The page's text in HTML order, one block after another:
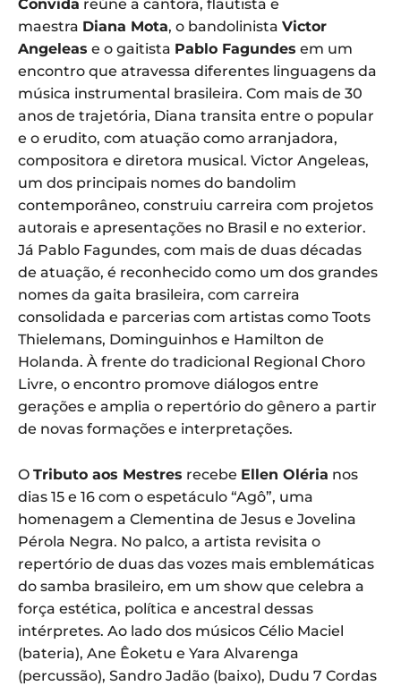
Convida reúne a cantora, flautista e
maestra Diana Mota, o bandolinista Victor
Angeleas e o gaitista Pablo Fagundes em um
encontro que atravessa diferentes linguagens da
música instrumental brasileira. Com mais de 30
anos de trajetória, Diana transita entre o popular
e o erudito, com atuação como arranjadora,
compositora e diretora musical. Victor Angeleas,
um dos principais nomes do bandolim
contemporâneo, construiu carreira com projetos
autorais e apresentações no Brasil e no exterior.
Já Pablo Fagundes, com mais de duas décadas
de atuação, é reconhecido como um dos grandes
nomes da gaita brasileira, com carreira
consolidada e parcerias com artistas como Toots
Thielemans, Dominguinhos e Hamilton de
Holanda. À frente do tradicional Regional Choro
Livre, o encontro promove diálogos entre
gerações e amplia o repertório do gênero a partir
de novas formações e interpretações.
O Tributo aos Mestres recebe Ellen Oléria nos
dias 15 e 16 com o espetáculo “Agô”, uma
homenagem a Clementina de Jesus e Jovelina
Pérola Negra. No palco, a artista revisita o
repertório de duas das vozes mais emblemáticas
do samba brasileiro, em um show que celebra a
força estética, política e ancestral dessas
intérpretes. Ao lado dos músicos Célio Maciel
(bateria), Ane Êoketu e Yara Alvarenga
(percussão), Sandro Jadão (baixo), Dudu 7 Cordas